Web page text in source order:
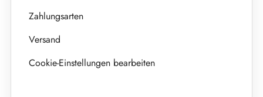
Zahlungsarten
Versand
Cookie-Einstellungen bearbeiten